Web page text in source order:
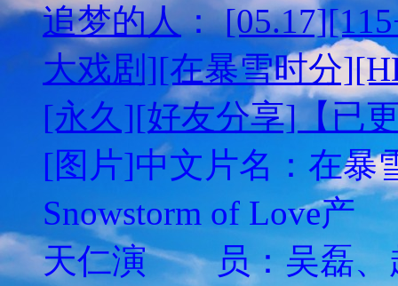
追梦的人：
大戏剧][在暴雪时分
[永久][好友分享]【已
[图片]中文片名：在暴
Snowstorm of
天仁演 员：吴磊、